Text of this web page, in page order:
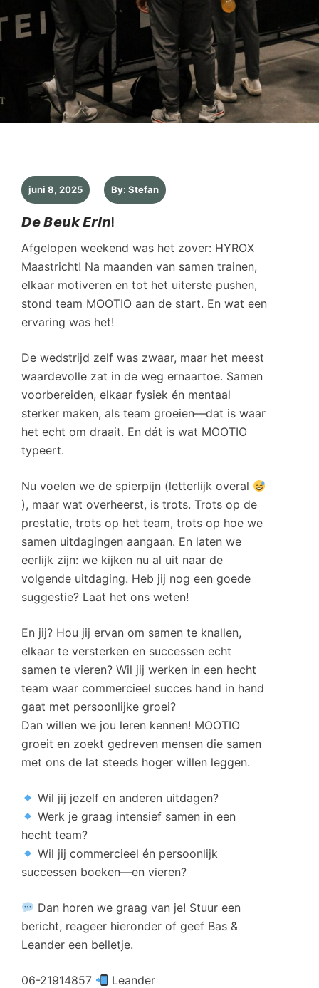
juni 8, 2025 By: Stefan
𝘿𝙚 𝘽𝙚𝙪𝙠 𝙀𝙧𝙞𝙣!
Afgelopen weekend was het zover: HYROX
Maastricht! Na maanden van samen trainen,
elkaar motiveren en tot het uiterste pushen,
stond team MOOTIO aan de start. En wat een
ervaring was het!
De wedstrijd zelf was zwaar, maar het meest
waardevolle zat in de weg ernaartoe. Samen
voorbereiden, elkaar fysiek én mentaal
sterker maken, als team groeien—dat is waar
het echt om draait. En dát is wat MOOTIO
typeert.
Nu voelen we de spierpijn (letterlijk overal
), maar wat overheerst, is trots. Trots op de
prestatie, trots op het team, trots op hoe we
samen uitdagingen aangaan. En laten we
eerlijk zijn: we kijken nu al uit naar de
volgende uitdaging. Heb jij nog een goede
suggestie? Laat het ons weten!
En jij? Hou jij ervan om samen te knallen,
elkaar te versterken en successen echt
samen te vieren? Wil jij werken in een hecht
team waar commercieel succes hand in hand
gaat met persoonlijke groei?
Dan willen we jou leren kennen! MOOTIO
groeit en zoekt gedreven mensen die samen
met ons de lat steeds hoger willen leggen.
Wil jij jezelf en anderen uitdagen?
Werk je graag intensief samen in een
hecht team?
Wil jij commercieel én persoonlijk
successen boeken—en vieren?
Dan horen we graag van je! Stuur een
bericht, reageer hieronder of geef Bas &
Leander een belletje.
06-21914857
Leander